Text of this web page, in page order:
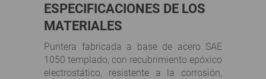
ESPECIFICACIONES DE LOS
MATERIALES
Puntera fabricada a base de acero SAE
1050 templado, con recubrimiento epóxico
electrostático, resistente a la corrosión,